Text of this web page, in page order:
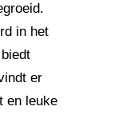
in het
er
en leuke